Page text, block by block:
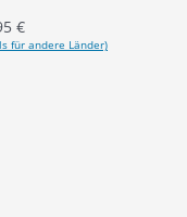
€
für andere Länder)